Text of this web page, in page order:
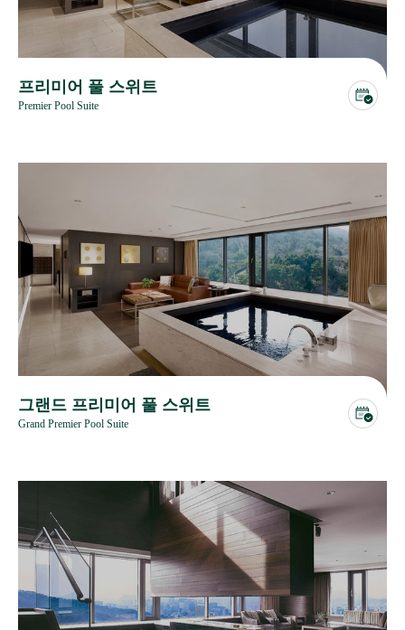
프리미어 풀 스위트
Premier Pool Suite
그랜드 프리미어 풀 스위트
Grand Premier Pool Suite